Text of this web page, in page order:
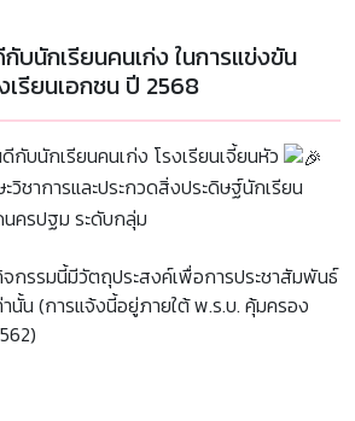
นักเรียนคนเก่ง ในการแข่งขัน
เรียนเอกชน ปี 2568
บนักเรียนคนเก่ง โรงเรียนเจี้ยนหัว
วิชาการและประกวดสิ่งประดิษฐ์นักเรียน
นครปฐม ระดับกลุ่ม
รรมนี้มีวัตถุประสงค์เพื่อการประชาสัมพันธ์
านั้น (การแจ้งนี้อยู่ภายใต้ พ.ร.บ. คุ้มครอง